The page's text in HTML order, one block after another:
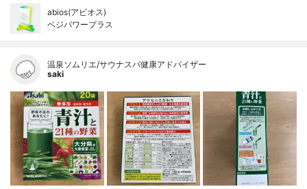
abios(アビオス)
ベジパワープラス
温泉ソムリエ/サウナスパ健康アドバイザー
saki